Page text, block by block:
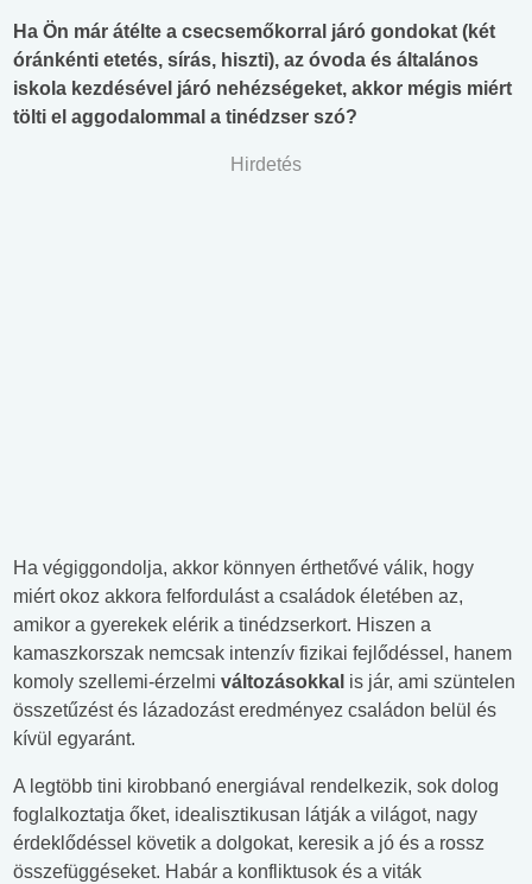
Ha Ön már átélte a csecsemőkorral járó gondokat (két
óránkénti etetés, sírás, hiszti), az óvoda és általános
iskola kezdésével járó nehézségeket, akkor mégis miért
tölti el aggodalommal a tinédzser szó?
Hirdetés
Ha végiggondolja, akkor könnyen érthetővé válik, hogy
miért okoz akkora felfordulást a családok életében az,
amikor a gyerekek elérik a tinédzserkort. Hiszen a
kamaszkorszak nemcsak intenzív fizikai fejlődéssel, hanem
komoly szellemi-érzelmi változásokkal is jár, ami szüntelen
összetűzést és lázadozást eredményez családon belül és
kívül egyaránt.
A legtöbb tini kirobbanó energiával rendelkezik, sok dolog
foglalkoztatja őket, idealisztikusan látják a világot, nagy
érdeklődéssel követik a dolgokat, keresik a jó és a rossz
összefüggéseket. Habár a konfliktusok és a viták